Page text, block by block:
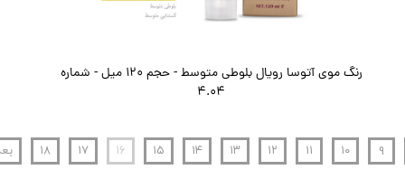
رنگ موی آتوسا رویال بلوطی متوسط - حجم 120 میل - شماره
4.04
۹ ۱۰ ۱۱ ۱۲ ۱۳ ۱۴ ۱۵ ۱۶ ۱۷ ۱۸